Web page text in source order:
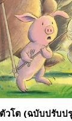
วโต (ฉบับปรับป